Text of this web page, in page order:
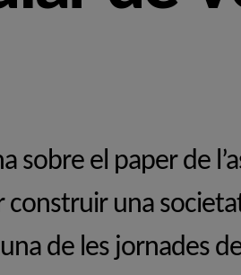
sobre el paper de
construir una
de les jornades